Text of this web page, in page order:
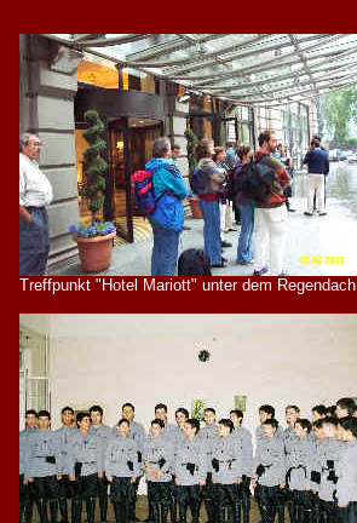
Treffpunkt "Hotel Mariott" unter dem Regendach